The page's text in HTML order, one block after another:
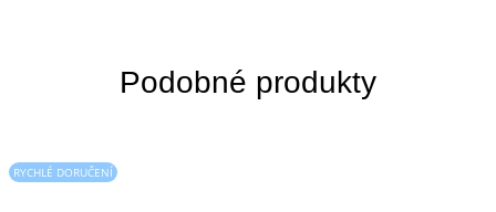
RYCHLÉ DORUČENÍ